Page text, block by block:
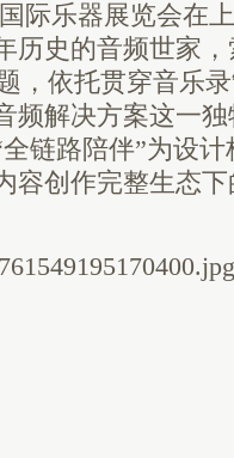
际乐器展览会在
历史的音频世家
题，依托贯穿音乐
频解决方案这一
链路陪伴”为设
容创作完整生态